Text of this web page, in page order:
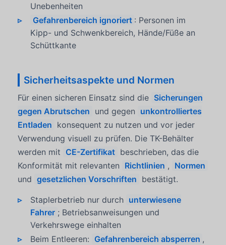
Unebenheiten
Gefahrenbereich ignoriert : Personen im
Kipp- und Schwenkbereich, Hände/Füße an
Schüttkante
Sicherheitsaspekte und Normen
Für einen sicheren Einsatz sind die Sicherungen
gegen Abrutschen und gegen unkontrolliertes
Entladen konsequent zu nutzen und vor jeder
Verwendung visuell zu prüfen. Die TK-Behälter
werden mit CE-Zertifikat beschrieben, das die
Konformität mit relevanten Richtlinien , Normen
und gesetzlichen Vorschriften bestätigt.
Staplerbetrieb nur durch unterwiesene
Fahrer ; Betriebsanweisungen und
Verkehrswege einhalten
Beim Entleeren: Gefahrenbereich absperren ,